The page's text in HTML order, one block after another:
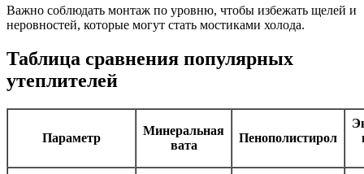
Важно соблюдать монтаж по уровню, чтобы избежать щелей и
неровностей, которые могут стать мостиками холода.
Таблица сравнения популярных
утеплителей
Параметр
Минеральная
вата
Пенополистирол